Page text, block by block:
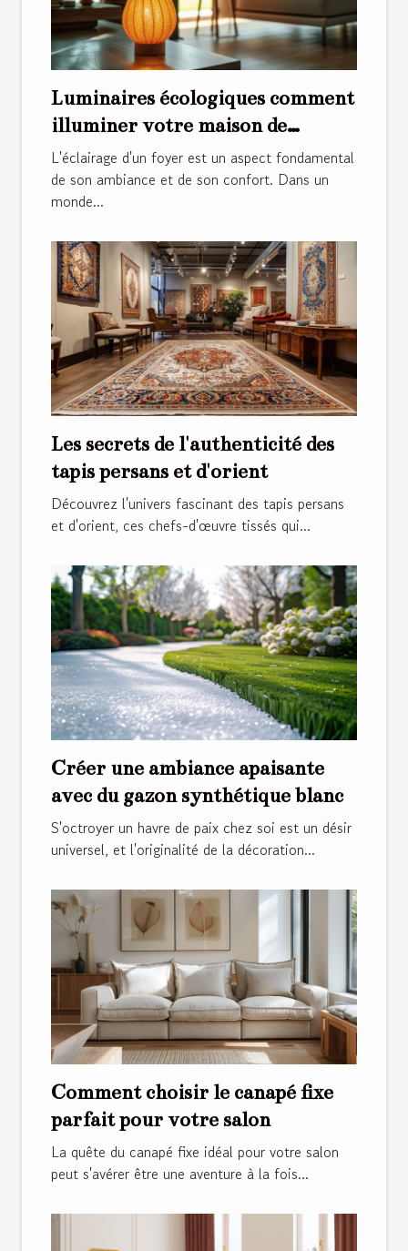
Luminaires écologiques comment
illuminer votre maison de
manière durable
L'éclairage d'un foyer est un aspect fondamental
de son ambiance et de son confort. Dans un
monde...
Les secrets de l'authenticité des
tapis persans et d'orient
Découvrez l'univers fascinant des tapis persans
et d'orient, ces chefs-d'œuvre tissés qui...
Créer une ambiance apaisante
avec du gazon synthétique blanc
S'octroyer un havre de paix chez soi est un désir
universel, et l'originalité de la décoration...
Comment choisir le canapé fixe
parfait pour votre salon
La quête du canapé fixe idéal pour votre salon
peut s'avérer être une aventure à la fois...